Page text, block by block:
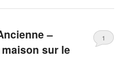
–
sur le
1